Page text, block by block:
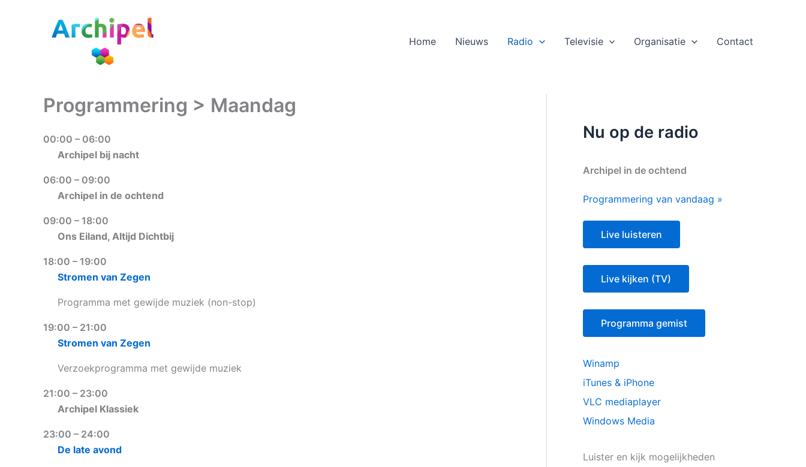
Home Nieuws Radio Televisie Organisatie Contact
Programmering > Maandag
00:00 – 06:00
Archipel bij nacht
06:00 – 09:00
Archipel in de ochtend
09:00 – 18:00
Ons Eiland, Altijd Dichtbij
18:00 – 19:00
Stromen van Zegen
Programma met gewijde muziek (non-stop)
19:00 – 21:00
Stromen van Zegen
Verzoekprogramma met gewijde muziek
21:00 – 23:00
Archipel Klassiek
23:00 – 24:00
De late avond
Nu op de radio
Archipel in de ochtend
Programmering van vandaag »
Live luisteren
Live kijken (TV)
Programma gemist
Winamp
iTunes & iPhone
VLC mediaplayer
Windows Media
Luister en kijk mogelijkheden